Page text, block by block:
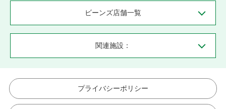
ビーンズ店舗一覧
関連施設：
プライバシーポリシー